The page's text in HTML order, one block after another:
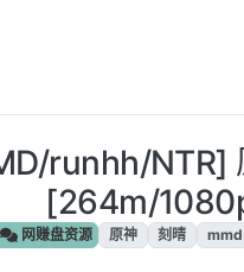
runhh/NTR]
[264m/
网赚盘资源 原神 刻晴 mmd